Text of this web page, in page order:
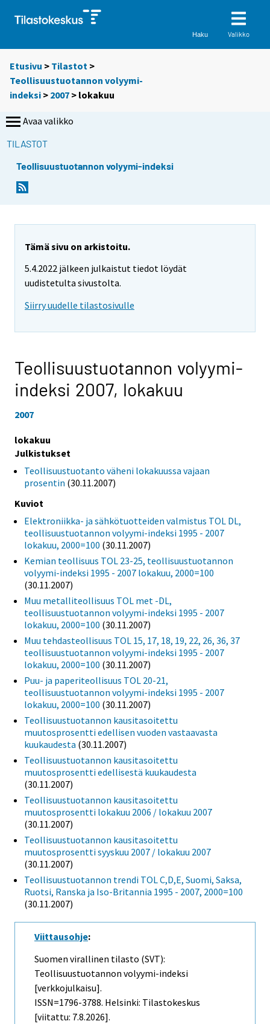
Haku Valikko
Etusivu > Tilastot >
Teollisuustuotannon volyymi-
indeksi > 2007 > lokakuu
Avaa valikko
TILASTOT
Teollisuustuotannon volyymi-indeksi
Tämä sivu on arkistoitu.
5.4.2022 jälkeen julkaistut tiedot löydät
uudistetulta sivustolta.
Siirry uudelle tilastosivulle
Teollisuustuotannon volyymi-
indeksi 2007, lokakuu
2007
lokakuu
Julkistukset
Teollisuustuotanto väheni lokakuussa vajaan
prosentin (30.11.2007)
Kuviot
Elektroniikka- ja sähkötuotteiden valmistus TOL DL,
teollisuustuotannon volyymi-indeksi 1995 - 2007
lokakuu, 2000=100 (30.11.2007)
Kemian teollisuus TOL 23-25, teollisuustuotannon
volyymi-indeksi 1995 - 2007 lokakuu, 2000=100
(30.11.2007)
Muu metalliteollisuus TOL met -DL,
teollisuustuotannon volyymi-indeksi 1995 - 2007
lokakuu, 2000=100 (30.11.2007)
Muu tehdasteollisuus TOL 15, 17, 18, 19, 22, 26, 36, 37
teollisuustuotannon volyymi-indeksi 1995 - 2007
lokakuu, 2000=100 (30.11.2007)
Puu- ja paperiteollisuus TOL 20-21,
teollisuustuotannon volyymi-indeksi 1995 - 2007
lokakuu, 2000=100 (30.11.2007)
Teollisuustuotannon kausitasoitettu
muutosprosentti edellisen vuoden vastaavasta
kuukaudesta (30.11.2007)
Teollisuustuotannon kausitasoitettu
muutosprosentti edellisestä kuukaudesta
(30.11.2007)
Teollisuustuotannon kausitasoitettu
muutosprosentti lokakuu 2006 / lokakuu 2007
(30.11.2007)
Teollisuustuotannon kausitasoitettu
muutosprosentti syyskuu 2007 / lokakuu 2007
(30.11.2007)
Teollisuustuotannon trendi TOL C,D,E, Suomi, Saksa,
Ruotsi, Ranska ja Iso-Britannia 1995 - 2007, 2000=100
(30.11.2007)
Viittausohje:
Suomen virallinen tilasto (SVT):
Teollisuustuotannon volyymi-indeksi
[verkkojulkaisu].
ISSN=1796-3788. Helsinki: Tilastokeskus
[viitattu: 7.8.2026].